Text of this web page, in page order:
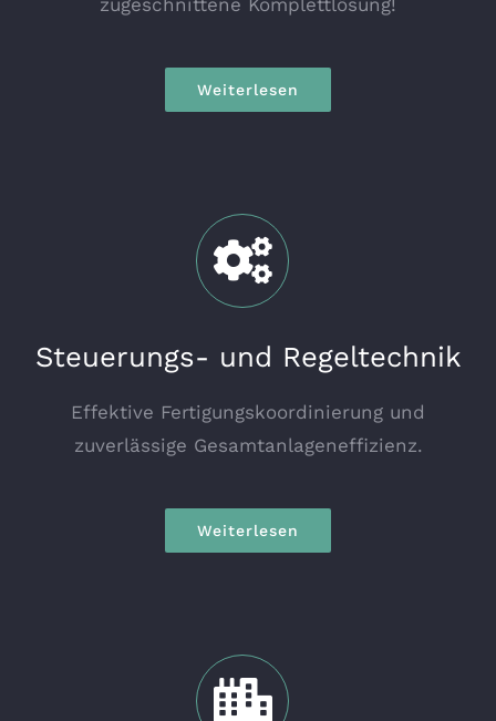
zugeschnittene Komplettlösung!
Weiterlesen
Steuerungs- und Regeltechnik
Effektive Fertigungskoordinierung und
zuverlässige Gesamtanlageneffizienz.
Weiterlesen